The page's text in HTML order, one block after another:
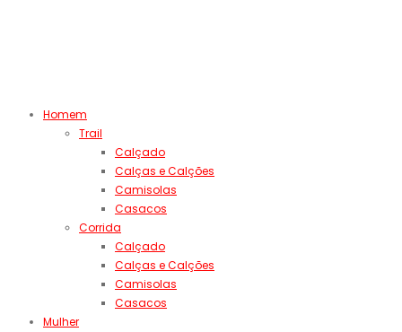
Homem
Trail
Calçado
Calças e Calções
Camisolas
Casacos
Corrida
Calçado
Calças e Calções
Camisolas
Casacos
Mulher